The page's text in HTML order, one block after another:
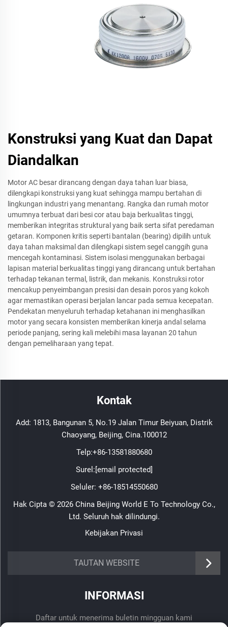
Konstruksi yang Kuat dan Dapat
Diandalkan
Motor AC besar dirancang dengan daya tahan luar biasa,
dilengkapi konstruksi yang kuat sehingga mampu bertahan di
lingkungan industri yang menantang. Rangka dan rumah motor
umumnya terbuat dari besi cor atau baja berkualitas tinggi,
memberikan integritas struktural yang baik serta sifat peredaman
getaran. Komponen kritis seperti bantalan (bearing) dipilih untuk
daya tahan maksimal dan dilengkapi sistem segel canggih guna
mencegah kontaminasi. Sistem isolasi menggunakan berbagai
lapisan material berkualitas tinggi yang dirancang untuk bertahan
terhadap tekanan termal, listrik, dan mekanis. Konstruksi rotor
mencakup penyeimbangan presisi dan desain poros yang kokoh
agar memastikan operasi berjalan lancar pada semua kecepatan.
Pendekatan menyeluruh terhadap ketahanan ini menghasilkan
motor yang secara konsisten memberikan kinerja andal selama
periode panjang, sering kali melebihi masa layanan 20 tahun
dengan pemeliharaan yang tepat.
Kontak
Add: 1813, Bangunan 5, No.19 Jalan Timur Beiyuan, Distrik
Chaoyang, Beijing, Cina.100012
Telp:+86-13581880680
Surel:[email protected]
Seluler: +86-18514550680
Hak Cipta © 2026 China Beijing World E To Technology Co.,
Ltd. Seluruh hak dilindungi.
Kebijakan Privasi
TAUTAN WEBSITE
INFORMASI
Daftar untuk menerima buletin mingguan kami